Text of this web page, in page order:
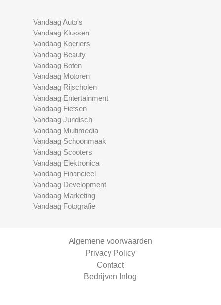
Vandaag Auto's
Vandaag Klussen
Vandaag Koeriers
Vandaag Beauty
Vandaag Boten
Vandaag Motoren
Vandaag Rijscholen
Vandaag Entertainment
Vandaag Fietsen
Vandaag Juridisch
Vandaag Multimedia
Vandaag Schoonmaak
Vandaag Scooters
Vandaag Elektronica
Vandaag Financieel
Vandaag Development
Vandaag Marketing
Vandaag Fotografie
Algemene voorwaarden
Privacy Policy
Contact
Bedrijven Inlog